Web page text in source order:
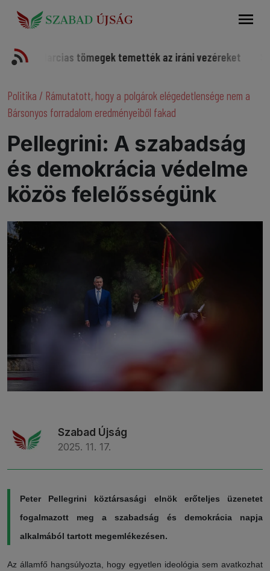
tömegek temették az iráni vezéreket Somorjai
Politika / Rámutatott, hogy a polgárok elégedetlensége nem a
Bársonyos forradalom eredményeiből fakad
Pellegrini: A szabadság
és demokrácia védelme
közös felelősségünk
Szabad Újság
2025. 11. 17.
Peter Pellegrini köztársasági elnök erőteljes üzenetet
fogalmazott meg a szabadság és demokrácia napja
alkalmából tartott megemlékezésen.
Az államfő hangsúlyozta, hogy egyetlen ideológia sem avatkozhat